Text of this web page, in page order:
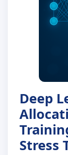
Deep
Stress